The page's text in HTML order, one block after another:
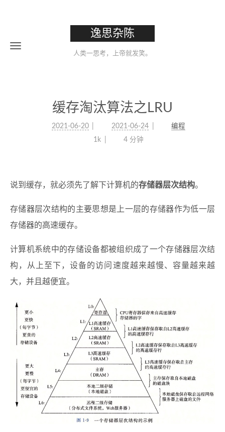
逸思杂陈
人类一思考，上帝就发笑。
缓存淘汰算法之LRU
2021-06-20 2021-06-24
编程
1k
4 分钟
说到缓存，就必须先了解下计算机的存储器层次结构。
存储器层次结构的主要思想是上一层的存储器作为低一层
存储器的高速缓存。
计算机系统中的存储设备都被组织成了一个存储器层次结
构，从上至下，设备的访问速度越来越慢、容量越来越
大，并且越便宜。